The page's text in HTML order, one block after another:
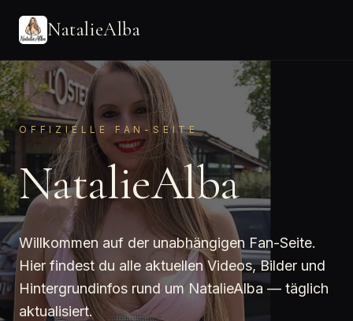
NatalieAlba
OFFIZIELLE FAN-SEITE
NatalieAlba
Willkommen auf der unabhängigen Fan-Seite.
Hier findest du alle aktuellen Videos, Bilder und
Hintergrundinfos rund um NatalieAlba — täglich
aktualisiert.